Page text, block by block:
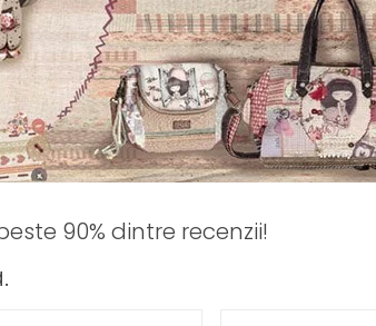
90% dintre recenzii!